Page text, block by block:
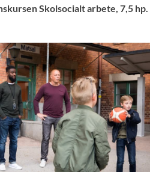
Skolsocialt arbete, 7,5 hp.